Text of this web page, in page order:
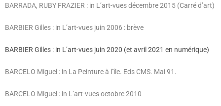
BARRADA, RUBY FRAZIER : in L’art-vues décembre 2015 (Carré d’art)
BARBIER Gilles : in L’art-vues juin 2006 : brève
BARBIER Gilles : in L’art-vues juin 2020 (et avril 2021 en numérique)
BARCELO Miguel : in La Peinture à l’île. Eds CMS. Mai 91.
BARCELO Miguel : in L’art-vues octobre 2010